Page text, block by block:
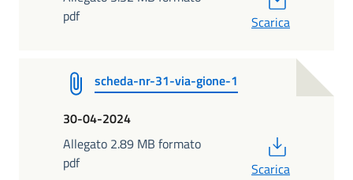
pdf
Scarica
scheda-nr-31-via-gione-1
30-04-2024
Allegato 2.89 MB formato
pdf
Scarica